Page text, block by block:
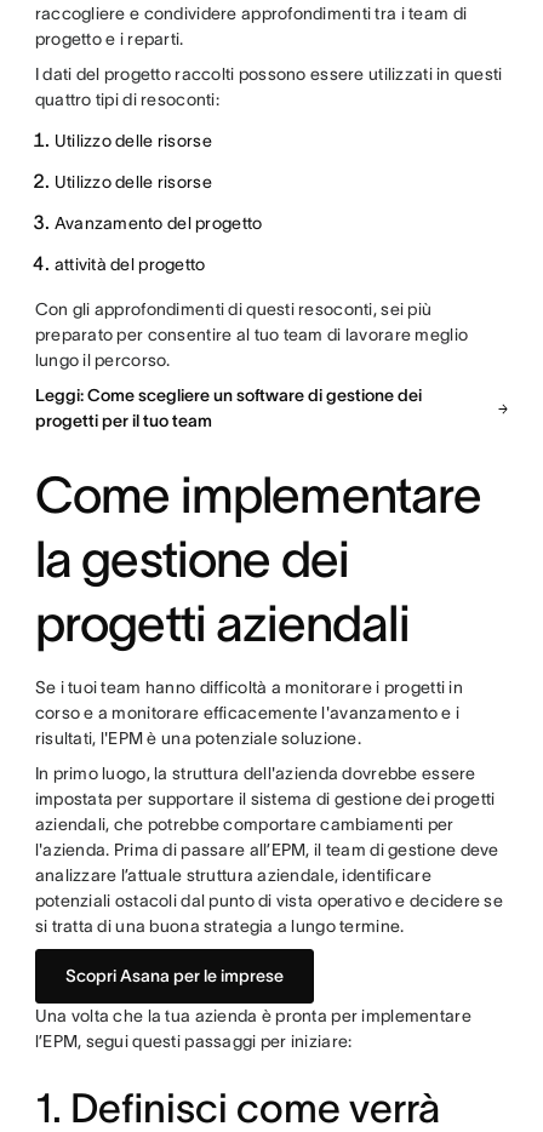
raccogliere e condividere approfondimenti tra i team di
progetto e i reparti.
I dati del progetto raccolti possono essere utilizzati in questi
quattro tipi di resoconti:
Utilizzo delle risorse
Utilizzo delle risorse
Avanzamento del progetto
attività del progetto
Con gli approfondimenti di questi resoconti, sei più
preparato per consentire al tuo team di lavorare meglio
lungo il percorso.
Leggi: Come scegliere un software di gestione dei
progetti per il tuo team
Come implementare
la gestione dei
progetti aziendali
Se i tuoi team hanno difficoltà a monitorare i progetti in
corso e a monitorare efficacemente l'avanzamento e i
risultati, l'EPM è una potenziale soluzione.
In primo luogo, la struttura dell'azienda dovrebbe essere
impostata per supportare il sistema di gestione dei progetti
aziendali, che potrebbe comportare cambiamenti per
l'azienda. Prima di passare all’EPM, il team di gestione deve
analizzare l’attuale struttura aziendale, identificare
potenziali ostacoli dal punto di vista operativo e decidere se
si tratta di una buona strategia a lungo termine.
Scopri Asana per le imprese
Una volta che la tua azienda è pronta per implementare
l’EPM, segui questi passaggi per iniziare:
1. Definisci come verrà